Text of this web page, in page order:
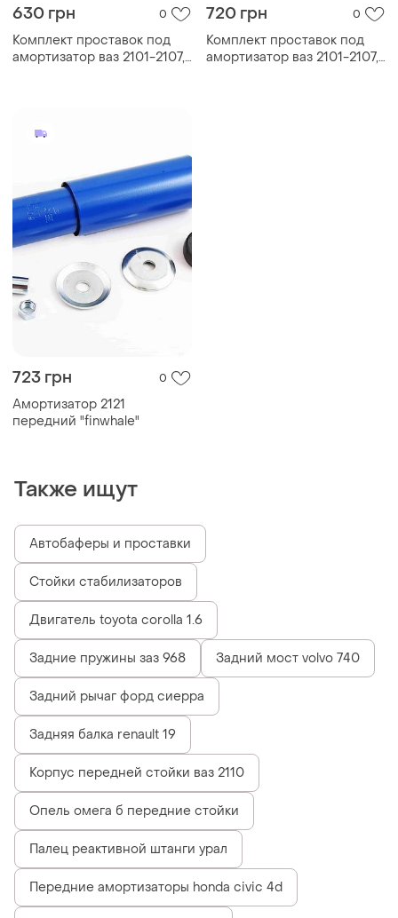
630 грн 0
Комплект проставок под
амортизатор ваз 2101-2107,
720 грн 0
Комплект проставок под
амортизатор ваз 2101-2107,
723 грн 0
Амортизатор 2121
передний "finwhale"
Также ищут
Автобаферы и проставки
Стойки стабилизаторов
Двигатель toyota corolla 1.6
Задние пружины заз 968 Задний мост volvo 740
Задний рычаг форд сиерра
Задняя балка renault 19
Корпус передней стойки ваз 2110
Опель омега б передние стойки
Палец реактивной штанги урал
Передние амортизаторы honda civic 4d